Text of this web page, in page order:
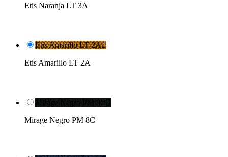
Etis Naranja LT 3A
Etis Amarillo LT 2A
Etis Amarillo LT 2A
Mirage Negro PM 8C 
Mirage Negro PM 8C